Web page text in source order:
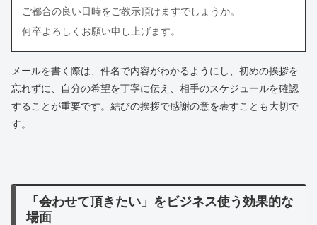
ご都合の良い日時をご教示頂けますでしょうか。
何卒よろしくお願い申し上げます。
メールを書く際は、件名で内容がわかるようにし、初めの挨拶を
忘れずに、自分の希望を丁寧に伝え、相手のスケジュールを確認
することが重要です。結びの挨拶で感謝の意を表すことも大切で
す。
「会わせて頂きたい」をビジネス使う効果的な
場面